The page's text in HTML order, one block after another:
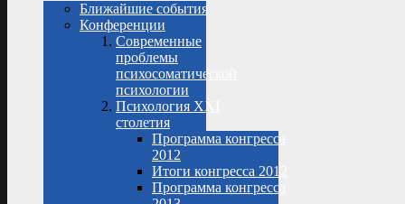
Ближайшие события
Конференции
Современные
проблемы
психосоматической
психологии
Психология XXI
столетия
Программа конгресса
2012
Итоги конгресса 2012
Программа конгресса